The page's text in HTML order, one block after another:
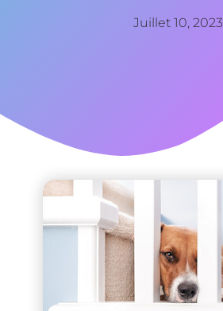
Juillet 10, 2023